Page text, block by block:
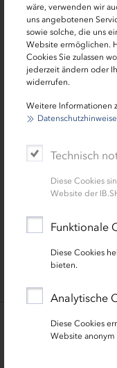
wäre, verwenden wir
uns angebotenen
sowie solche, die uns
Website ermöglichen.
Cookies Sie zulassen
jederzeit ändern oder
widerrufen.
Weitere Informationen
Technisch
Diese Cookies
Website der
Funktionale
Diese Cookies
bieten.
Analytische
Diese Cookies
Website anonym
14.11.-18.11.2022
für Finanzierung“
Zoom
Ihre